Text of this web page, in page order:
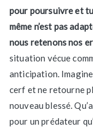
pour poursuivre et
même n’est pas
nous retenons nos
situation vécue
anticipation. Imagine
cerf et ne retourne
nouveau blessé.
pour un prédateur